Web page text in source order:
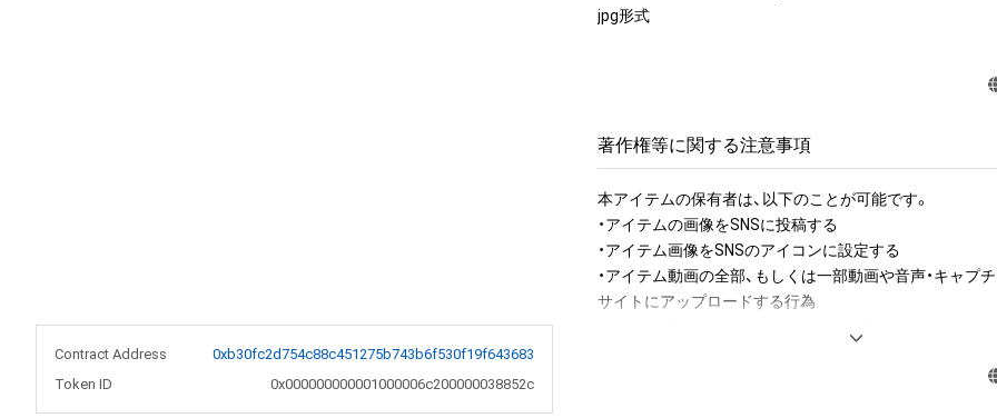
Contract Address
0xb30fc2d754c88c451275b743b6f530f19f643683
Token ID
0x000000000001000006c200000038852c
jpg形式
著作権等に関する注意事項
本アイテムの保有者は、以下のことが可能です。
・アイテムの画像をSNSに投稿する
・アイテム画像をSNSのアイコンに設定する
・アイテム動画の全部、もしくは一部動画や音声・キャプ
サイトにアップロードする行為
・アイテムの画像を使用してメッセージカードを制作し